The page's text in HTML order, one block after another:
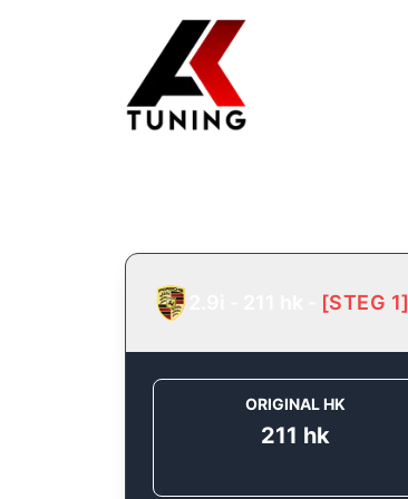
[STEG 1]
ORIGINAL HK
211 hk